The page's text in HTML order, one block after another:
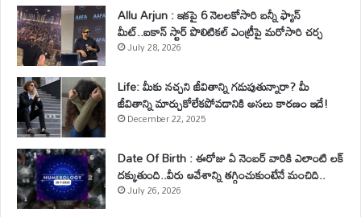
Allu Arjun : ఇకపై 6 నెలలకోసారి బన్నీ ఫ్యాన్
మీట్..ఐకాన్ స్టార్ పొలిటికల్ ఎంట్రీపై మరోసారి చర్చ
July 28, 2026
Life: మీకు నచ్చని జీవితాన్ని గడుపుతున్నారా? మీ
జీవితాన్ని మార్చుకోలేకపోవడానికి అసలు కారణం ఇదే!
December 22, 2025
Date Of Birth : ఈరోజు ఏ నెంబర్ వారికి ఎలాంటి లక్
దక్కుతుంది..వీరు ఆవేశాన్ని తగ్గించుకుంటేనే మంచిది..
July 26, 2026